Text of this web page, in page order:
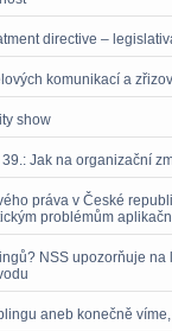
directive –
komunikací a
show
Jak na organizační
práva v České
problémům
NSS upozorňuje na
aneb konečně